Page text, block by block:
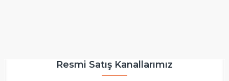
Resmi Satış Kanallarımız